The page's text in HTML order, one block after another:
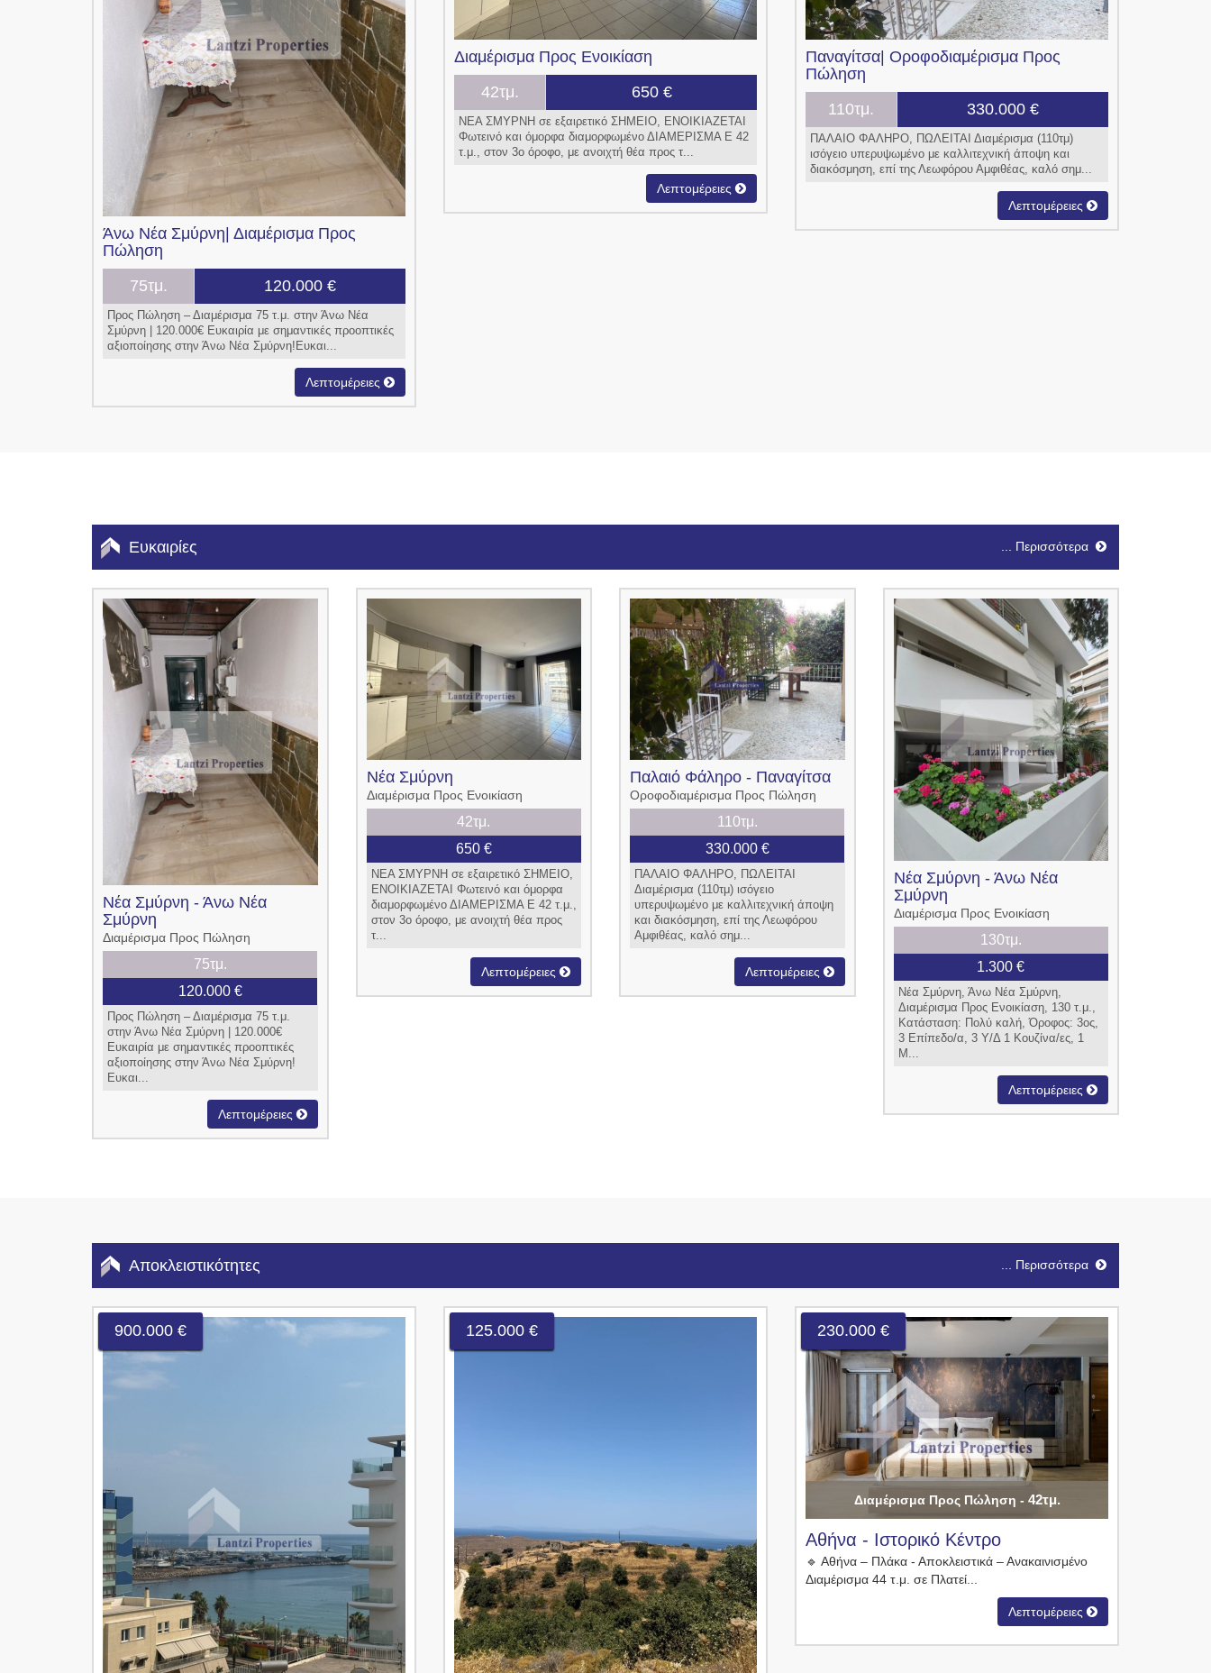
Άνω Νέα Σμύρνη| Διαμέρισμα Προς
Πώληση
75τμ.
120.000 €
Προς Πώληση – Διαμέρισμα 75 τ.μ. στην Άνω Νέα
Σμύρνη | 120.000€ Ευκαιρία με σημαντικές προοπτικές
αξιοποίησης στην Άνω Νέα Σμύρνη!Ευκαι...
Λεπτομέρειες
Διαμέρισμα Προς Ενοικίαση
42τμ.
650 €
ΝΕΑ ΣΜΥΡΝΗ σε εξαιρετικό ΣΗΜΕΙΟ, ENOIKIAZETAI
Φωτεινό και όμορφα διαμορφωμένο ΔΙΑΜΕΡΙΣΜΑ Ε 42
τ.μ., στον 3ο όροφο, με ανοιχτή θέα προς τ...
Λεπτομέρειες
Παναγίτσα| Οροφοδιαμέρισμα Προς
Πώληση
110τμ.
330.000 €
ΠΑΛΑΙΟ ΦΑΛΗΡΟ, ΠΩΛΕΙΤΑΙ Διαμέρισμα (110τμ)
ισόγειο υπερυψωμένο με καλλιτεχνική άποψη και
διακόσμηση, επί της Λεωφόρου Αμφιθέας, καλό σημ...
Λεπτομέρειες
Ευκαιρίες ... Περισσότερα
Νέα Σμύρνη - Άνω Νέα
Σμύρνη
Διαμέρισμα Προς Πώληση
75τμ.
120.000 €
Προς Πώληση – Διαμέρισμα 75 τ.μ.
στην Άνω Νέα Σμύρνη | 120.000€
Ευκαιρία με σημαντικές προοπτικές
αξιοποίησης στην Άνω Νέα Σμύρνη!
Ευκαι...
Λεπτομέρειες
Νέα Σμύρνη
Διαμέρισμα Προς Ενοικίαση
42τμ.
650 €
ΝΕΑ ΣΜΥΡΝΗ σε εξαιρετικό ΣΗΜΕΙΟ,
ENOIKIAZETAI Φωτεινό και όμορφα
διαμορφωμένο ΔΙΑΜΕΡΙΣΜΑ Ε 42 τ.μ.,
στον 3ο όροφο, με ανοιχτή θέα προς
τ...
Λεπτομέρειες
Παλαιό Φάληρο - Παναγίτσα
Οροφοδιαμέρισμα Προς Πώληση
110τμ.
330.000 €
ΠΑΛΑΙΟ ΦΑΛΗΡΟ, ΠΩΛΕΙΤΑΙ
Διαμέρισμα (110τμ) ισόγειο
υπερυψωμένο με καλλιτεχνική άποψη
και διακόσμηση, επί της Λεωφόρου
Αμφιθέας, καλό σημ...
Λεπτομέρειες
Νέα Σμύρνη - Άνω Νέα
Σμύρνη
Διαμέρισμα Προς Ενοικίαση
130τμ.
1.300 €
Νέα Σμύρνη, Άνω Νέα Σμύρνη,
Διαμέρισμα Προς Ενοικίαση, 130 τ.μ.,
Κατάσταση: Πολύ καλή, Όροφος: 3ος,
3 Επίπεδο/α, 3 Υ/Δ 1 Κουζίνα/ες, 1
Μ...
Λεπτομέρειες
Αποκλειστικότητες ... Περισσότερα
900.000 € 125.000 €
Διαμέρισμα Προς Πώληση - 42τμ.
230.000 €
Αθήνα - Ιστορικό Κέντρο
🔹 Αθήνα – Πλάκα - Αποκλειστικά – Ανακαινισμένο
Διαμέρισμα 44 τ.μ. σε Πλατεί...
Λεπτομέρειες